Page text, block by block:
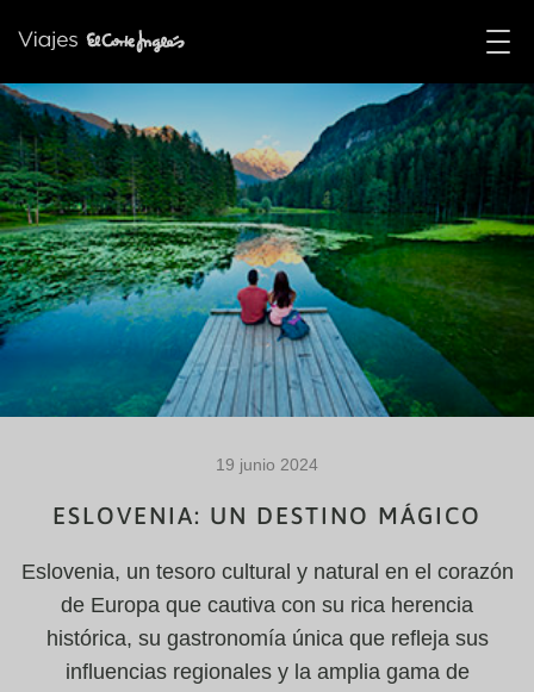
19 junio 2024
ESLOVENIA: UN DESTINO MÁGICO
Eslovenia, un tesoro cultural y natural en el corazón
de Europa que cautiva con su rica herencia
histórica, su gastronomía única que refleja sus
influencias regionales y la amplia gama de